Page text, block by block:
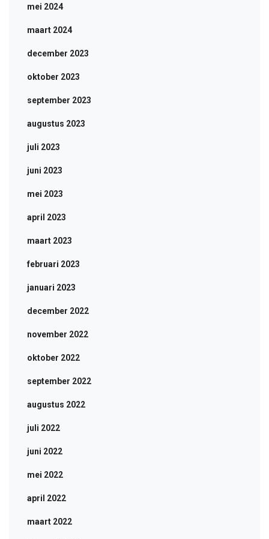
mei 2024
maart 2024
december 2023
oktober 2023
september 2023
augustus 2023
juli 2023
juni 2023
mei 2023
april 2023
maart 2023
februari 2023
januari 2023
december 2022
november 2022
oktober 2022
september 2022
augustus 2022
juli 2022
juni 2022
mei 2022
april 2022
maart 2022